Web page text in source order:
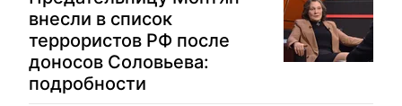
внесли в список
террористов РФ после
доносов Соловьева:
подробности